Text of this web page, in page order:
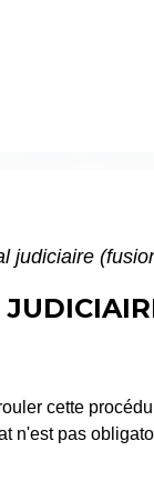
judiciaire
cette
n'est pas